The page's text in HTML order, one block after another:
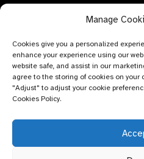
Kontaktieren Sie uns
Wissen und Bildung
ANFRAGE SENDEN
Es gibt nichts Schöneres, als
Erfahren Sie mehr über
Manage
Cookies give you a personalized
enhance your experience using our
website safe, and assist in our
agree to the storing of cookies on your
"Adjust" to adjust your cookie
Cookies Policy.